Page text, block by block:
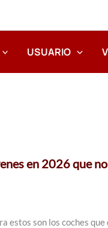
USUARIO
en 2026 que
estos son los coches que